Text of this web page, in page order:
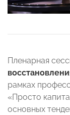
Пленарная
рамках
«Просто
основных